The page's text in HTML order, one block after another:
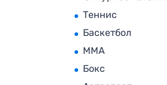
Теннис
Баскетбол
MMA
Бокс